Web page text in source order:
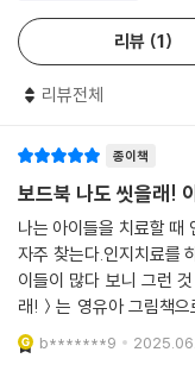
리뷰 1
리뷰전체
종이책
보드북 나도 씻을래!
나는 아이들을 치료할 때
자주 찾는다.인지치료를
이들이 많다 보니 그런
래!＞는 영유아 그림책
은 말놀이 그림책이다.책
고,라운드 처리가 되어있
b*******9